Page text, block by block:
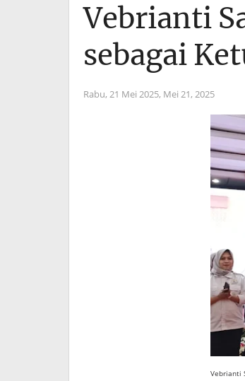
Vebrianti
sebagai
Rabu, 21 Mei 2025, Mei 21, 2025
Vebrianti